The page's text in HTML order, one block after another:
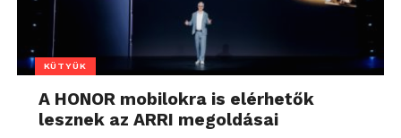
KÜTYÜK
A HONOR mobilokra is elérhetők
lesznek az ARRI megoldásai